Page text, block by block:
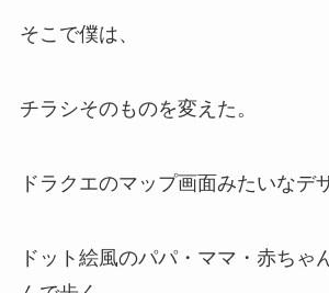
そこで僕は、
チラシそのものを変えた。
ドラクエのマップ画面みたいなデ
ドット絵風のパパ・ママ・赤ちゃ